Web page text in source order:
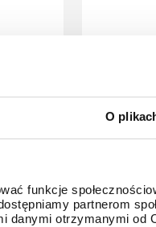
O
funkcje
partnerom
danymi otrzymanymi od